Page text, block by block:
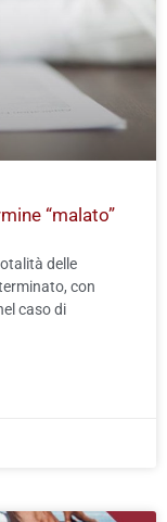
“malato”
delle
con
caso di